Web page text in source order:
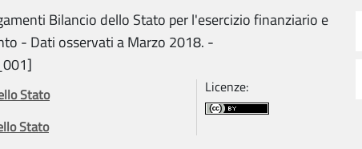
Bilancio dello Stato per l'esercizio finanziario e
- Dati osservati a Marzo 2018. -
Stato
Stato
Licenze: